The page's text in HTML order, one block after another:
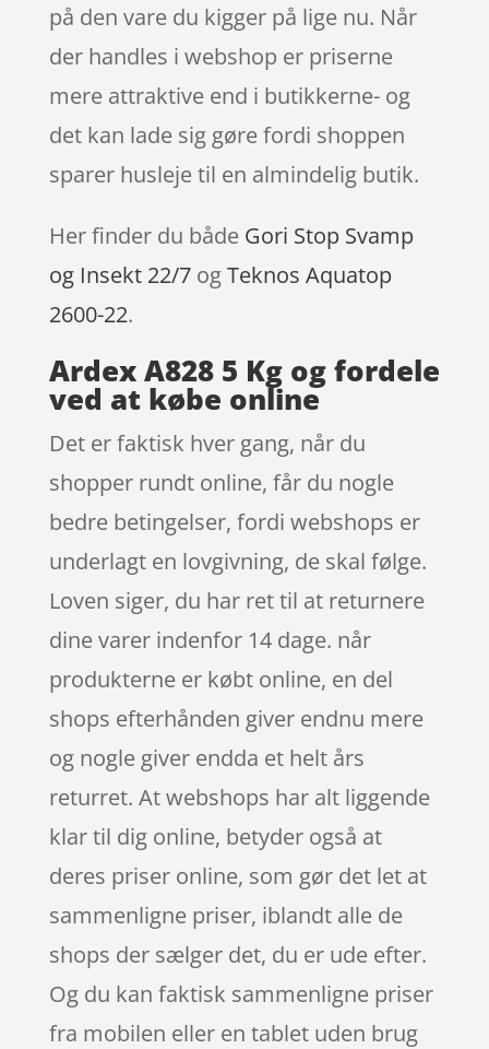
på den vare du kigger på lige nu. Når
der handles i webshop er priserne
mere attraktive end i butikkerne- og
det kan lade sig gøre fordi shoppen
sparer husleje til en almindelig butik.
Her finder du både Gori Stop Svamp
og Insekt 22/7ogTeknos Aquatop
2600-22.
Ardex A828 5 Kg og fordele
ved at købe online
Det er faktisk hver gang, når du
shopper rundt online, får du nogle
bedre betingelser, fordi webshops er
underlagt en lovgivning, de skal følge.
Loven siger, du har ret til at returnere
dine varer indenfor 14 dage. når
produkterne er købt online, en del
shops efterhånden giver endnu mere
og nogle giver endda et helt års
returret. At webshops har alt liggende
klar til dig online, betyder også at
deres priser online, som gør det let at
sammenligne priser, iblandt alle de
shops der sælger det, du er ude efter.
Og du kan faktisk sammenligne priser
fra mobilen eller en tablet uden brug